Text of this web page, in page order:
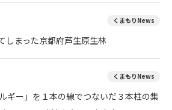
くまもりNews
しまった京都府芦生原生林
くまもりNews
ギー」を１本の線でつないだ３本柱の集